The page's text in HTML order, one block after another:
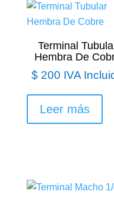
Terminal
Hembra De
$ 200 IVA
Leer más